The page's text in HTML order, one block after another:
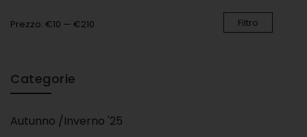
Filtro
Prezzo: €10 — €210
Categorie
Autunno /Inverno '25